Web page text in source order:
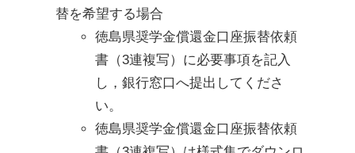
替を希望する場合
徳島県奨学金償還金口座振替依頼
書（3連複写）に必要事項を記入
し，銀行窓口へ提出してくださ
い。
徳島県奨学金償還金口座振替依頼